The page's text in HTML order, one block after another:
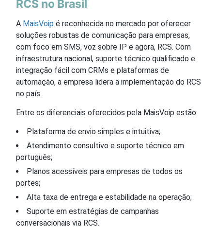
RCS no Brasil
A MaisVoip é reconhecida no mercado por oferecer
soluções robustas de comunicação para empresas,
com foco em SMS, voz sobre IP e agora, RCS. Com
infraestrutura nacional, suporte técnico qualificado e
integração fácil com CRMs e plataformas de
automação, a empresa lidera a implementação do RCS
no país.
Entre os diferenciais oferecidos pela MaisVoip estão:
Plataforma de envio simples e intuitiva;
Atendimento consultivo e suporte técnico em
português;
Planos acessíveis para empresas de todos os
portes;
Alta taxa de entrega e estabilidade na operação;
Suporte em estratégias de campanhas
conversacionais via RCS.